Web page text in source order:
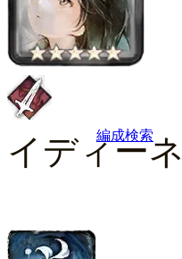
イディーネ
編成検索